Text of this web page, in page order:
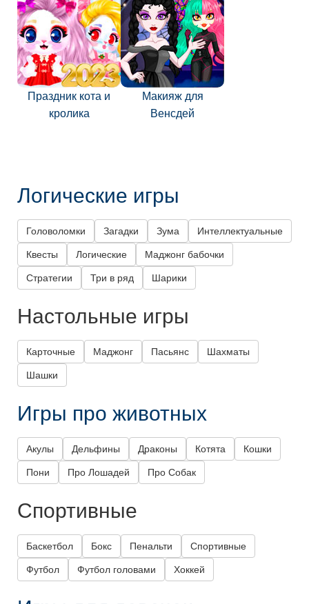
Праздник кота и
кролика
Макияж для
Венсдей
Логические игры
Головоломки Загадки Зума Интеллектуальные
Квесты Логические Маджонг бабочки
Стратегии Три в ряд Шарики
Настольные игры
Карточные Маджонг Пасьянс Шахматы
Шашки
Игры про животных
Акулы Дельфины Драконы Котята Кошки
Пони Про Лошадей Про Собак
Спортивные
Баскетбол Бокс Пенальти Спортивные
Футбол Футбол головами Хоккей